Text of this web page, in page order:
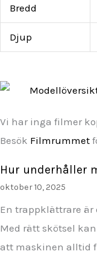
Bredd
Djup
Vi har inga filmer
Besök Filmrummet
Hur underhåller
oktober 10, 2025
En trappklättrare är
Med rätt skötsel
att maskinen alltid